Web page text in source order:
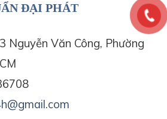
ĐẠI PHÁT
Nguyễn Văn Công, Phường